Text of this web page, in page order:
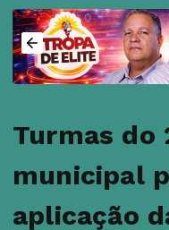
Turmas do
municipal
aplicação